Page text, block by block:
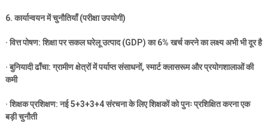
6.कार्यान्वयन में चुनौतियाँ (परीक्षा उपयोगी)
·वित्त पोषण: शिक्षा पर सकल घरेलू उत्पाद (GDP)का6%खर्च करने का लक्ष्य अभी भी दूर है
·बुनियादी ढाँचा: ग्रामीण क्षेत्रों में पर्याप्त संसाधनों,स्मार्ट क्लासरूम और प्रयोगशालाओं की
कमी
·शिक्षक प्रशिक्षण: नई5+3+3+4संरचना के लिए शिक्षकों को पुनः प्रशिक्षित करना एक
बड़ी चुनौती